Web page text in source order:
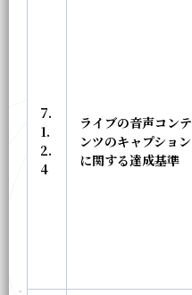
7.
1.
2.
4
ライブの音声コンテ
ンツのキャプション
に関する達成基準